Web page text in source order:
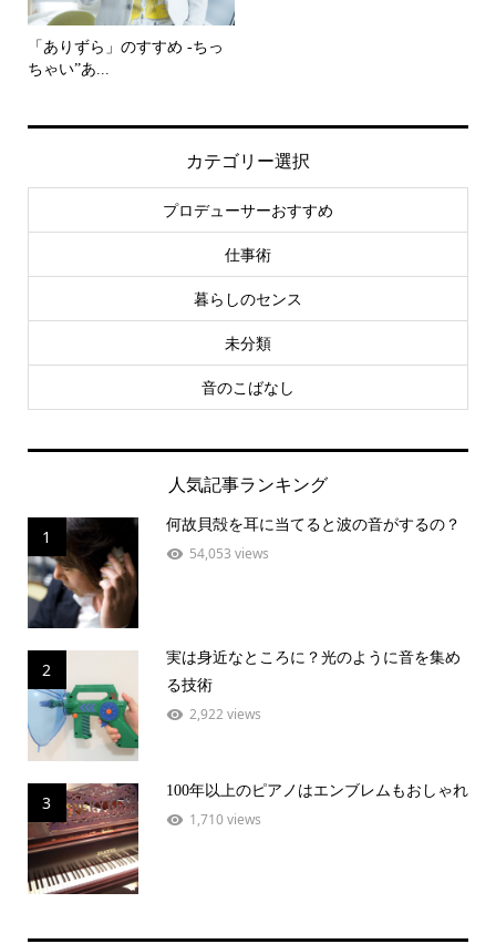
「ありずら」のすすめ -ちっ
ちゃい”あ...
カテゴリー選択
プロデューサーおすすめ
仕事術
暮らしのセンス
未分類
音のこばなし
人気記事ランキング
1
何故貝殻を耳に当てると波の音がするの？
54,053 views
2
実は身近なところに？光のように音を集め
る技術
2,922 views
3
100年以上のピアノはエンブレムもおしゃれ
1,710 views